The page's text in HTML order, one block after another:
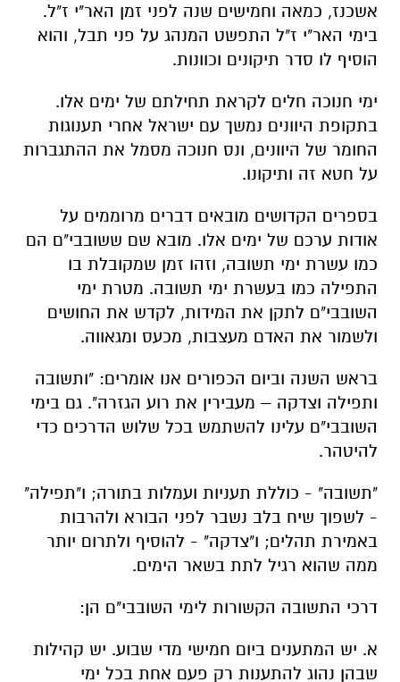
אשכנז, כמאה וחמישים שנה לפני זמן האר"י ז"ל.
בימי האר"י ז"ל התפשט המנהג על פני תבל, והוא
הוסיף לו סדר תיקונים וכוונות.
ימי חנוכה חלים לקראת תחילתם של ימים אלו.
בתקופת היוונים נמשך עם ישראל אחרי תענוגות
החומר של היוונים, ונס חנוכה מסמל את ההתגברות
על חטא זה ותיקונו.
בספרים הקדושים מובאים דברים מרוממים על
אודות ערכם של ימים אלו. מובא שם ששובבי"ם הם
כמו עשרת ימי תשובה, וזהו זמן שמקובלת בו
התפילה כמו בעשרת ימי תשובה. מטרת ימי
השובבי"ם לתקן את המידות, לקדש את החושים
ולשמור את האדם מעצבות, מכעס ומגאווה.
בראש השנה וביום הכפורים אנו אומרים: "ותשובה
ותפילה וצדקה – מעבירין את רוע הגזרה". גם בימי
השובבי"ם עלינו להשתמש בכל שלוש הדרכים כדי
להיטהר.
"תשובה" - כוללת תעניות ועמלות בתורה; ו"תפילה"
- לשפוך שיח בלב נשבר לפני הבורא ולהרבות
באמירת תהלים; ו"צדקה" - להוסיף ולתרום יותר
ממה שהוא רגיל לתת בשאר הימים.
דרכי התשובה הקשורות לימי השובבי"ם הן:
א. יש המתענים ביום חמישי מדי שבוע. יש קהילות
שבהן נהוג להתענות רק פעם אחת בכל ימי